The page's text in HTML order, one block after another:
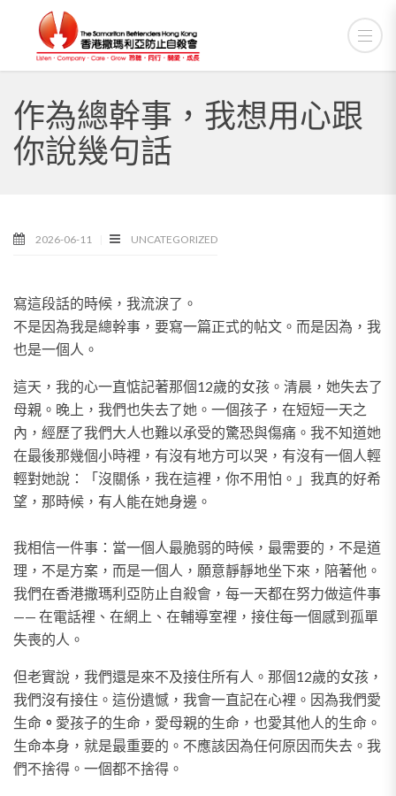
作為總幹事，我想用心跟
你說幾句話
2026-06-11 UNCATEGORIZED
寫這段話的時候，我流淚了。
不是因為我是總幹事，要寫一篇正式的帖文。而是因為，我
也是一個人。
這天，我的心一直惦記著那個12歲的女孩。清晨，她失去了
母親。晚上，我們也失去了她。一個孩子，在短短一天之
內，經歷了我們大人也難以承受的驚恐與傷痛。我不知道她
在最後那幾個小時裡，有沒有地方可以哭，有沒有一個人輕
輕對她說：「沒關係，我在這裡，你不用怕。」我真的好希
望，那時候，有人能在她身邊。
我相信一件事：當一個人最脆弱的時候，最需要的，不是道
理，不是方案，而是一個人，願意靜靜地坐下來，陪著他。
我們在香港撒瑪利亞防止自殺會，每一天都在努力做這件事
—— 在電話裡、在網上、在輔導室裡，接住每一個感到孤單
失喪的人。
但老實說，我們還是來不及接住所有人。那個12歲的女孩，
我們沒有接住。這份遺憾，我會一直記在心裡。因為我們愛
生命 。 愛孩子的生命，愛母親的生命，也愛其他人的生命。
生命本身，就是最重要的。不應該因為任何原因而失去。我
們不捨得。一個都不捨得。